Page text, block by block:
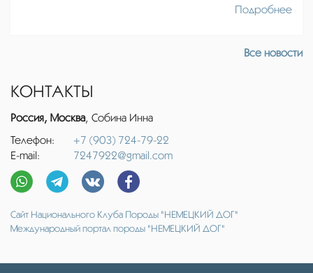
Подробнее
Все новости
КОНТАКТЫ
Россия, Москва, Собина Инна
Телефон:
+7 (903) 724-79-22
E-mail:
7247922@gmail.com
Сайт Национального Клуба Породы "НЕМЕЦКИЙ ДОГ"
Международный портал породы "НЕМЕЦКИЙ ДОГ"